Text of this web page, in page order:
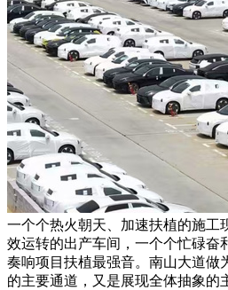
一个个热火朝天、加速扶植的施工
效运转的出产车间，一个个忙碌奋
奏响项目扶植最强音。南山大道做
的主要通道，又是展现全体抽象的